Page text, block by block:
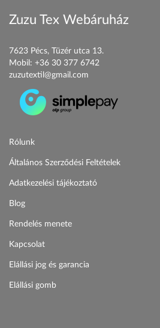
Zuzu Tex Webáruház
7623 Pécs, Tüzér utca 13.
Mobil: +36 30 377 6742
zuzutextil@gmail.com
Rólunk
Általános Szerződési Feltételek
Adatkezelési tájékoztató
Blog
Rendelés menete
Kapcsolat
Elállási jog és garancia
Elállási gomb